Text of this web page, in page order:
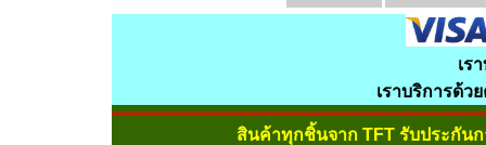
เร
เราบริการด้ว
สินค้าทุกชิ้นจาก TFT รับประกัน